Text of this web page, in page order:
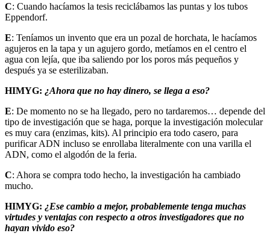
C: Cuando hacíamos la tesis reciclábamos las puntas y los tubos
Eppendorf.
E: Teníamos un invento que era un pozal de horchata, le hacíamos
agujeros en la tapa y un agujero gordo, metíamos en el centro el
agua con lejía, que iba saliendo por los poros más pequeños y
después ya se esterilizaban.
HIMYG: ¿Ahora que no hay dinero, se llega a eso?
E: De momento no se ha llegado, pero no tardaremos… depende del
tipo de investigación que se haga, porque la investigación molecular
es muy cara (enzimas, kits). Al principio era todo casero, para
purificar ADN incluso se enrollaba literalmente con una varilla el
ADN, como el algodón de la feria.
C: Ahora se compra todo hecho, la investigación ha cambiado
mucho.
HIMYG: ¿Ese cambio a mejor, probablemente tenga muchas
virtudes y ventajas con respecto a otros investigadores que no
hayan vivido eso?